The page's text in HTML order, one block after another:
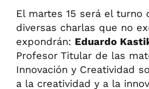
El martes 15 será el turno
diversas charlas que no
expondrán: Eduardo
Profesor Titular de las
Innovación y Creatividad
a la creatividad y a la